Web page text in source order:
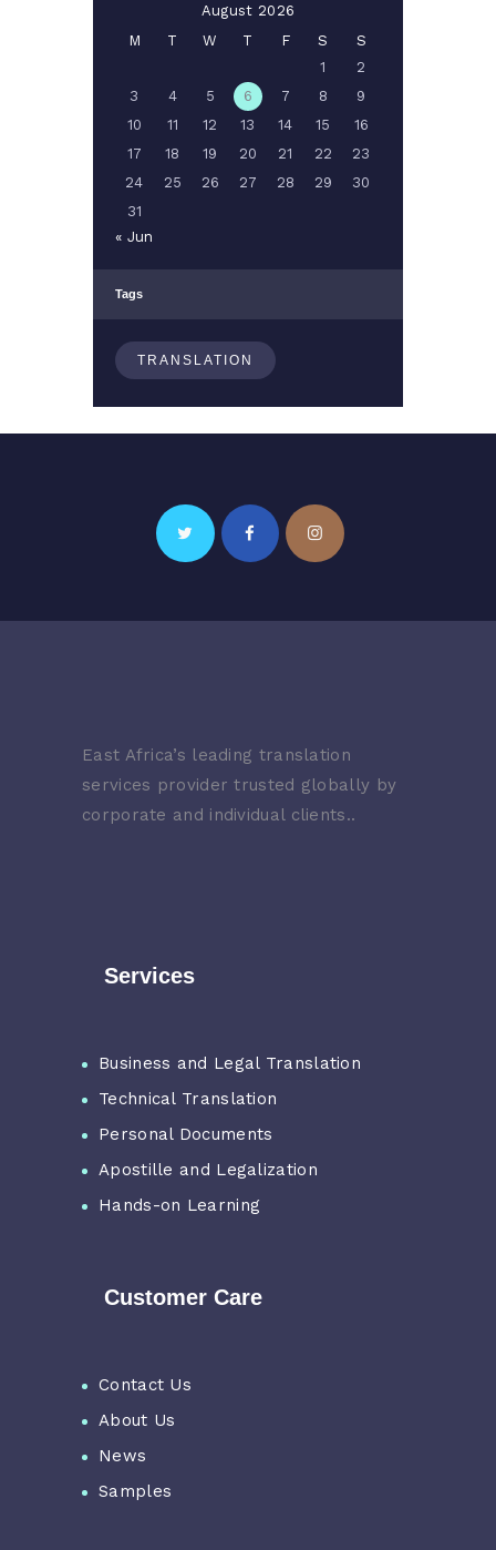
August 2026
M
T W T F S
S
1
2
3
4 5 6 7 8
9
10
11 12 13 14 15
16
17
18 19 20 21 22
23
24
25 26 27 28 29
30
31
« Jun
Tags
TRANSLATION
East Africa’s leading translation
services provider trusted globally by
corporate and individual clients..
Services
Business and Legal Translation
Technical Translation
Personal Documents
Apostille and Legalization
Hands-on Learning
Customer Care
Contact Us
About Us
News
Samples